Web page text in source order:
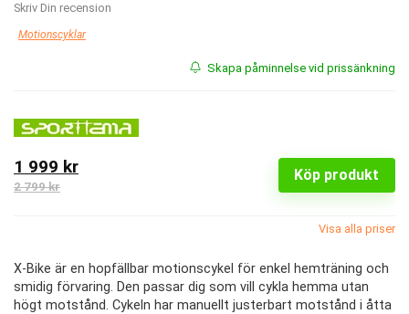
Skriv Din recension
Motionscyklar
Skapa påminnelse vid prissänkning
Köp produkt
1 999 kr
2 799 kr
Visa alla priser
X-Bike är en hopfällbar motionscykel för enkel hemträning och
smidig förvaring. Den passar dig som vill cykla hemma utan
högt motstånd. Cykeln har manuellt justerbart motstånd i åtta